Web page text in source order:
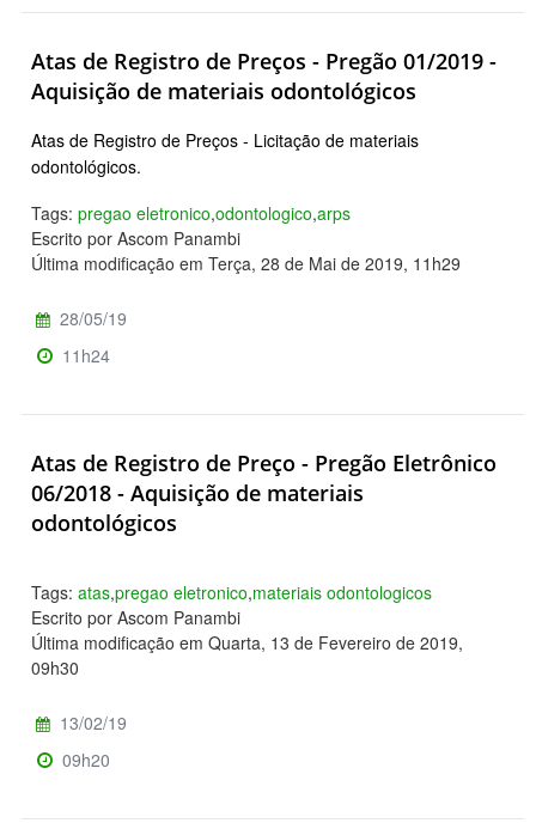
Atas de Registro de Preços - Pregão 01/2019 -
Aquisição de materiais odontológicos
Atas de Registro de Preços - Licitação de materiais
odontológicos.
Tags: pregao eletronico,odontologico,arps
Escrito por Ascom Panambi
Última modificação em Terça, 28 de Mai de 2019, 11h29
28/05/19
11h24
Atas de Registro de Preço - Pregão Eletrônico
06/2018 - Aquisição de materiais
odontológicos
Tags: atas,pregao eletronico,materiais odontologicos
Escrito por Ascom Panambi
Última modificação em Quarta, 13 de Fevereiro de 2019,
09h30
13/02/19
09h20